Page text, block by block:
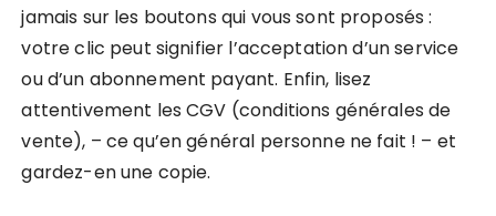
jamais sur les boutons qui vous sont proposés :
votre clic peut signifier l’acceptation d’un service
ou d’un abonnement payant. Enfin, lisez
attentivement les CGV (conditions générales de
vente), – ce qu’en général personne ne fait ! – et
gardez-en une copie.